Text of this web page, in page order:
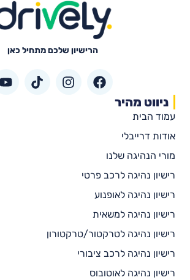
הרישיון שלכם מתחיל כאן
ניווט מהיר
עמוד הבית
אודות דרייבלי
מורי הנהיגה שלנו
רישיון נהיגה לרכב פרטי
רישיון נהיגה לאופנוע
רישיון נהיגה למשאית
רישיון נהיגה לטרקטור/טרקטורון
רישיון נהיגה לרכב ציבורי
רישיון נהיגה לאוטובוס